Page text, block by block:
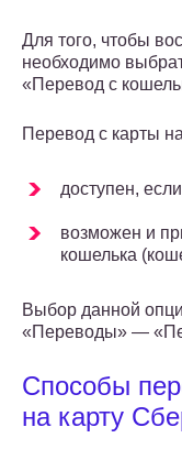
Для того, чтобы
необходимо
«Перевод с
Перевод с карты
доступен,
возможен и
кошелька
Выбор данной
«Переводы» —
Способы
на карту